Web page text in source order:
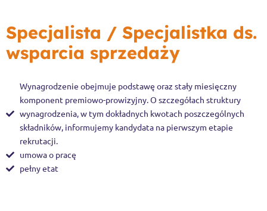
Specjalista / Specjalistka ds.
wsparcia sprzedaży
Wynagrodzenie obejmuje podstawę oraz stały miesięczny
komponent premiowo-prowizyjny. O szczegółach struktury
wynagrodzenia, w tym dokładnych kwotach poszczególnych
składników, informujemy kandydata na pierwszym etapie
rekrutacji.
umowa o pracę
pełny etat